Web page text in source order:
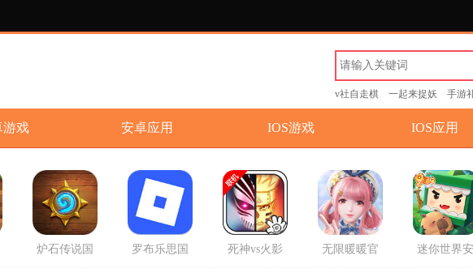
v社自走棋 一起来捉妖 手游
游戏 安卓应用 IOS游戏 IOS应用
炉石传说国
罗布乐思国
死神vs火影
无限暖暖官
迷你世界安